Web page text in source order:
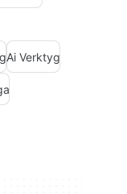
Ai Verktyg